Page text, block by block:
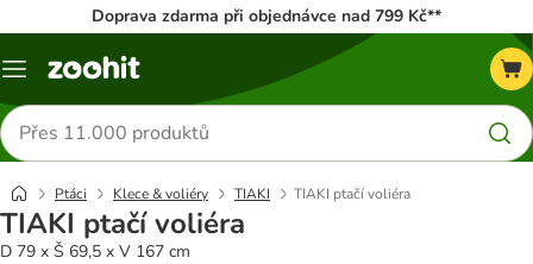
Doprava zdarma při objednávce nad 799 Kč**
Menu
Hledat
produkty
Ptáci Klece & voliéry TIAKI TIAKI ptačí voliéra
TIAKI ptačí voliéra
D 79 x Š 69,5 x V 167 cm